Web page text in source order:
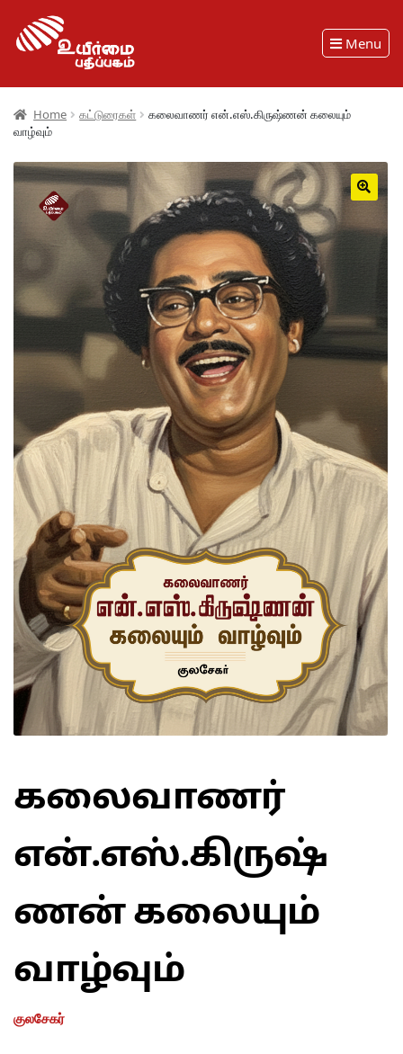
Menu
Home கட்டுரைகள்
கலைவாணர் என்.எஸ்.கிருஷ்ணன் கலையும்
வாழ்வும்
கலைவாணர்
என்.எஸ்.கிருஷ்
ணன் கலையும்
வாழ்வும்
குலசேகர்